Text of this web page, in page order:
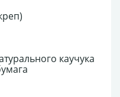
каучука